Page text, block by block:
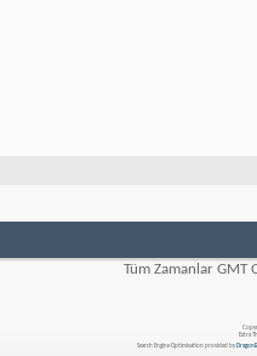
Tüm Zamanlar GMT
Extra
Search Engine Optimisation provided by